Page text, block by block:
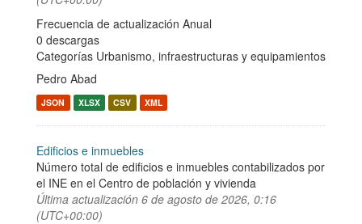
Frecuencia de actualización Anual
0 descargas
Categorías Urbanismo, infraestructuras y equipamientos
Pedro Abad
JSON XLSX CSV XML
Edificios e inmuebles
Número total de edificios e inmuebles contabilizados por
el INE en el Centro de población y vivienda
Última actualización 6 de agosto de 2026, 0:16
(UTC+00:00)